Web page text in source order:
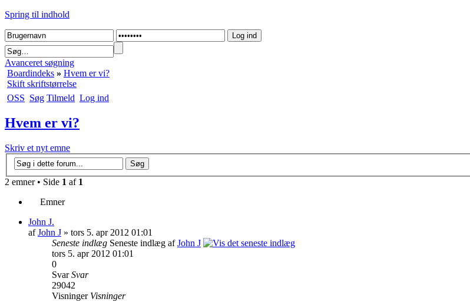
Spring til indhold
Avanceret søgning
Boardindeks » Hvem er vi?
Skift skriftstørrelse
OSS Søg Tilmeld Log ind
Hvem er vi?
Skriv et nyt emne
2 emner • Side 1 af 1
Emner
John J.
afJohn J » tors 5. apr 2012 01:01
Seneste indlæg Seneste indlæg afJohn J
tors 5. apr 2012 01:01
0
Svar Svar
29042
Visninger Visninger